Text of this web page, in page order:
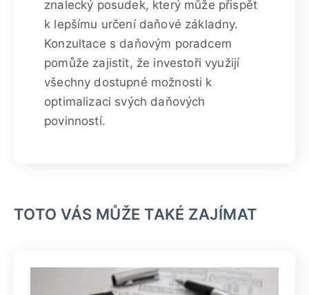
znalecký posudek, který může přispět
k lepšímu určení daňové základny.
Konzultace s daňovým poradcem
pomůže zajistit, že investoři využijí
všechny dostupné možnosti k
optimalizaci svých daňových
povinností.
TOTO VÁS MŮŽE TAKÉ ZAJÍMAT